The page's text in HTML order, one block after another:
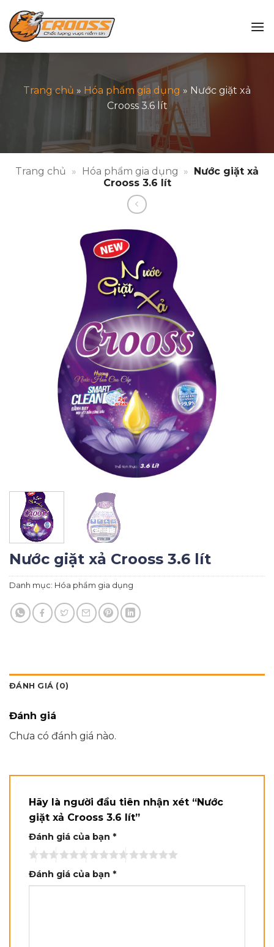
qua
nội
dung
Trang chủ » Hóa phẩm gia dụng » Nước giặt xả
Crooss 3.6 lít
Trang chủ » Hóa phẩm gia dụng » Nước giặt xả
Crooss 3.6 lít
Nước giặt xả Crooss 3.6 lít
Danh mục: Hóa phẩm gia dụng
ĐÁNH GIÁ (0)
Đánh giá
Chưa có đánh giá nào.
Hãy là người đầu tiên nhận xét “Nước
giặt xả Crooss 3.6 lít”
Đánh giá của bạn *
Đánh giá của bạn *